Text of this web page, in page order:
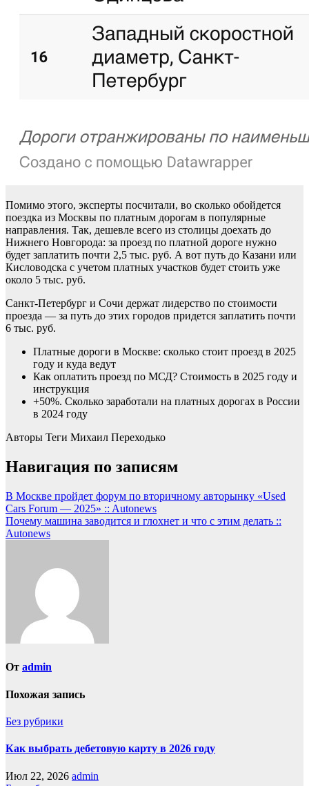
Помимо этого, эксперты посчитали, во сколько обойдется
поездка из Москвы по платным дорогам в популярные
направления. Так, дешевле всего из столицы доехать до
Нижнего Новгорода: за проезд по платной дороге нужно
будет заплатить почти 2,5 тыс. руб. А вот путь до Казани или
Кисловодска с учетом платных участков будет стоить уже
около 5 тыс. руб.
Санкт-Петербург и Сочи держат лидерство по стоимости
проезда — за путь до этих городов придется заплатить почти
6 тыс. руб.
Платные дороги в Москве: сколько стоит проезд в 2025
году и куда ведут
Как оплатить проезд по МСД? Стоимость в 2025 году и
инструкция
+50%. Сколько заработали на платных дорогах в России
в 2024 году
Авторы Теги Михаил Переходько
Навигация по записям
В Москве пройдет форум по вторичному авторынку «Used
Cars Forum — 2025» :: Autonews
Почему машина заводится и глохнет и что с этим делать ::
Autonews
От admin
Похожая запись
Без рубрики
Как выбрать дебетовую карту в 2026 году
Июл 22, 2026 admin